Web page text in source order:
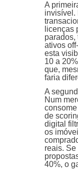
A
invisível.
licenças
parados,
ativos
esta
10 a
que,
faria
A
Num
de
digital
os
reais.
40%, o